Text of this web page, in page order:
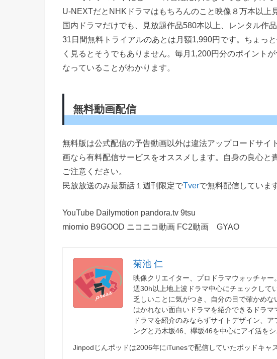
U-NEXTだとNHKドラマはもちろんのこと映像８万本以上
国内ドラマだけでも、見放題作品580本以上、レンタル作品
31日間無料トライアルのあとは月額1,990円です。ちょっ
く見るとそうでもありません。毎月1,200円分のポイント
なっていることがわかります。
無料動画配信
無料版は公式配信の予告動画以外は違法アップロードサイ
画なら有料配信サービスをオススメします。自身の良心と
ご注意ください。
民放放送のみ最新話１週刊限定でTverで無料配信していま
YouTube Dailymotion pandora.tv 9tsu
miomio B9GOOD ニコニコ動画 FC2動画 GYAO
菊池 仁
映像クリエイター、プロドラマウォッチャー。
週30h以上地上波ドラマ中心にチェックして
乏しいことに気がつき、自分の目で確かめ
はかれない面白いドラマを紹介できるドラマ
ドラマを紹介のみならずサイトデザイン、
ングと乃木坂46、欅坂46を中心にアイ活をシ
Jinpodじんポッドは2006年にiTunesで配信していたポッドキャ